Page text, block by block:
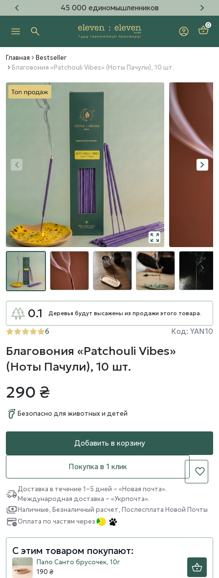
45 000 единомышленников
0
Главная
Bestseller
Благовония «Patchouli Vibes» (Ноты Пачули), 10 шт.
0.1 Деревья будут высажены из продажи этого товара.
6 Код: YAN10
Благовония «Patchouli Vibes»
(Ноты Пачули), 10 шт.
290 ₴
Безопасно для животных и детей
Добавить в корзину
Покупка в 1 клик
Доставка в течение 1–5 дней – «Новая почта».
Международная доставка – «Укрпочта».
Наличные, Безналичный расчет, Послесплата Новой Почты
Оплата по частям через
С этим товаром покупают:
Пало Санто брусочек, 10г
190 ₴